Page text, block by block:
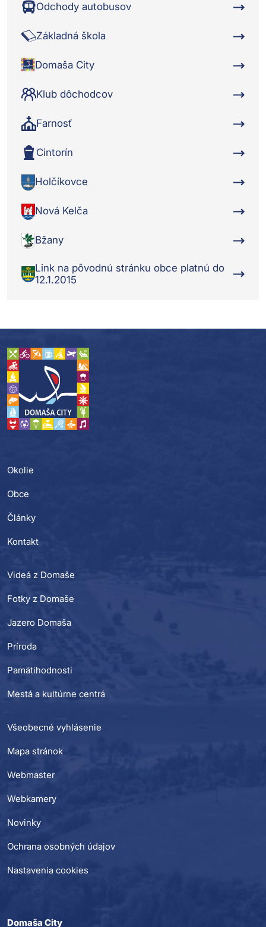
Odchody autobusov
Základná škola
Domaša City
Klub dôchodcov
Farnosť
Cintorín
Holčíkovce
Nová Kelča
Bžany
Link na pôvodnú stránku obce platnú do
12.1.2015
Okolie
Obce
Články
Kontakt
Videá z Domaše
Fotky z Domaše
Jazero Domaša
Príroda
Pamätihodnosti
Mestá a kultúrne centrá
Všeobecné vyhlásenie
Mapa stránok
Webmaster
Webkamery
Novinky
Ochrana osobných údajov
Nastavenia cookies
Domaša City